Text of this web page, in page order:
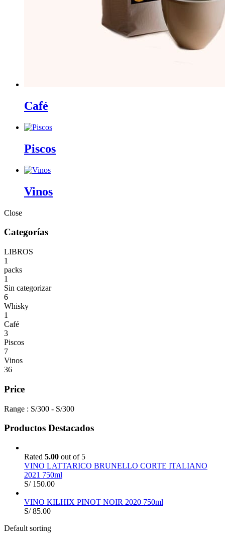
Café
Piscos
Vinos
Close
Categorías
LIBROS
1
packs
1
Sin categorizar
6
Whisky
1
Café
3
Piscos
7
Vinos
36
Price
Range : S/300 - S/300
Productos Destacados
Rated 5.00 out of 5
VINO LATTARICO BRUNELLO CORTE ITALIANO
2021 750ml
S/150.00
VINO KILHIX PINOT NOIR 2020 750ml
S/85.00
Default sorting